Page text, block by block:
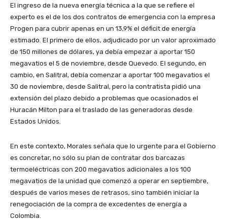
El ingreso de la nueva energía técnica a la que se refiere el
experto es el de los dos contratos de emergencia con la empresa
Progen para cubrir apenas en un 13,9% el déficit de energía
estimado. El primero de ellos, adjudicado por un valor aproximado
de 150 millones de dólares, ya debía empezar a aportar 150
megavatios el 5 de noviembre, desde Quevedo. El segundo, en
cambio, en Salitral, debía comenzar a aportar 100 megavatios el
30 de noviembre, desde Salitral, pero la contratista pidió una
extensión del plazo debido a problemas que ocasionados el
Huracán Milton para el traslado de las generadoras desde
Estados Unidos.
En este contexto, Morales señala que lo urgente para el Gobierno
es concretar, no sólo su plan de contratar dos barcazas
termoeléctricas con 200 megavatios adicionales a los 100
megavatios de la unidad que comenzó a operar en septiembre,
después de varios meses de retrasos, sino también iniciar la
renegociación de la compra de excedentes de energía a
Colombia.